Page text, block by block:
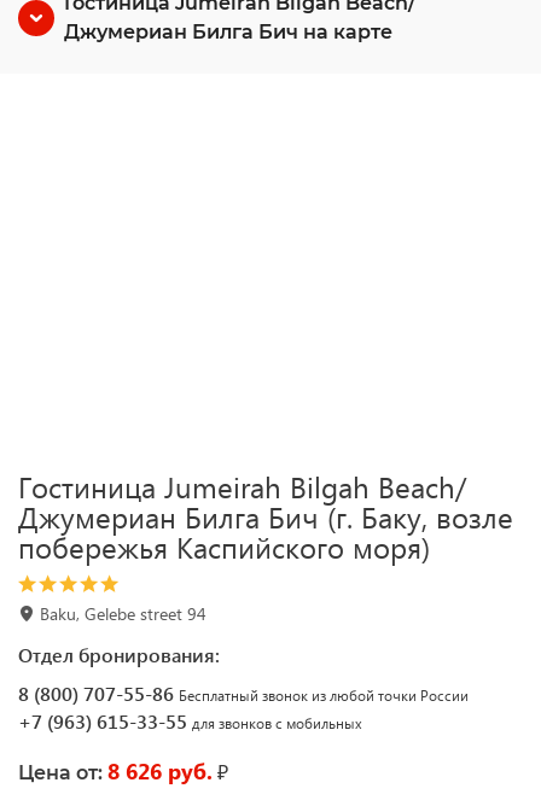
Джумериан Билга Бич на карте
Гостиница Jumeirah Bilgah Beach/
Джумериан Билга Бич (г. Баку, возле
побережья Каспийского моря)
Baku, Gelebe street 94
Отдел бронирования:
8 (800) 707-55-86 Бесплатный звонок из любой точки России
+7 (963) 615-33-55 для звонков с мобильных
Цена от: 8 626 руб. ₽